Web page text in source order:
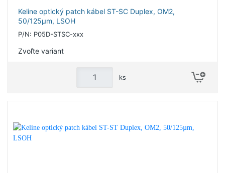
Keline optický patch kábel ST-SC Duplex, OM2,
50/125µm, LSOH
P/N: P05D-STSC-xxx
Zvoľte variant
ks